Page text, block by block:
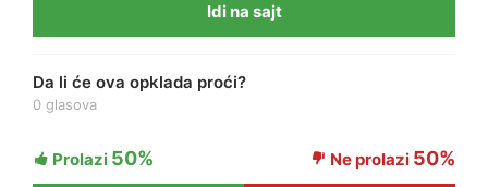
Idi na sajt
Da li će ova opklada proći?
0 glasova
Prolazi 50% Ne prolazi 50%